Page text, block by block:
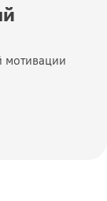
мотивации